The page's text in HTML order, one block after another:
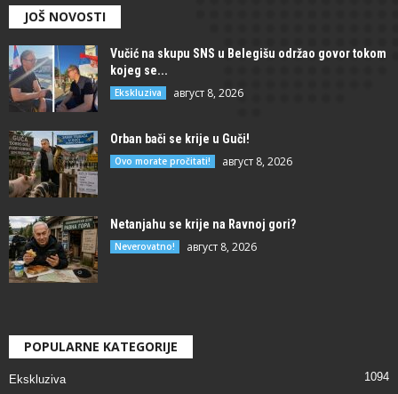
JOŠ NOVOSTI
Vučić na skupu SNS u Belegišu održao govor tokom
kojeg se...
Ekskluziva август 8, 2026
Orban bači se krije u Guči!
Ovo morate pročitati! август 8, 2026
Netanjahu se krije na Ravnoj gori?
Neverovatno! август 8, 2026
POPULARNE KATEGORIJE
Ekskluziva 1094